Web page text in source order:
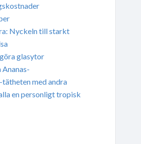
Nyckeln till starkt
glasytor
Ananas-
med andra
en personligt tropisk